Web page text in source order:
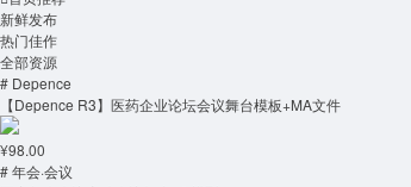
新鲜发布
热门佳作
全部资源
# Depence
【Depence R3】医药企业论坛会议舞台模板+MA文件
¥98.00
# 年会·会议